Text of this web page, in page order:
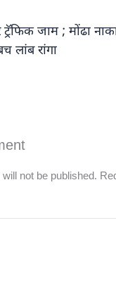
जाम ; मोंढा
लांब रांगा
not be published.